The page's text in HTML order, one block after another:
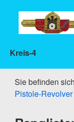
Kreis-4
Sie befinden
Pistole-Revolver